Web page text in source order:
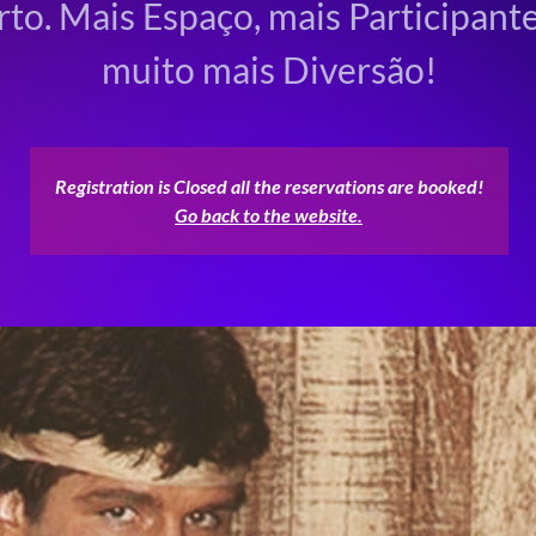
Mais Espaço, mais
muito mais Diversão!
Registration is Closed all the reservations are booked!
Go back to the website.